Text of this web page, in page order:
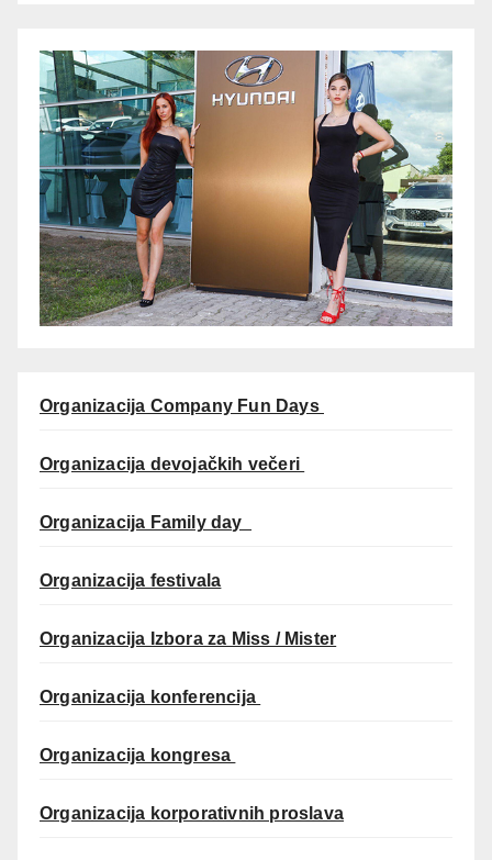
Organizacija Company Fun Days
Organizacija devojačkih večeri
Organizacija Family day
Organizacija festivala
Organizacija Izbora za Miss / Mister
Organizacija konferencija
Organizacija kongresa
Organizacija korporativnih proslava